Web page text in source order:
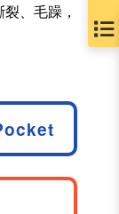
、毛躁，